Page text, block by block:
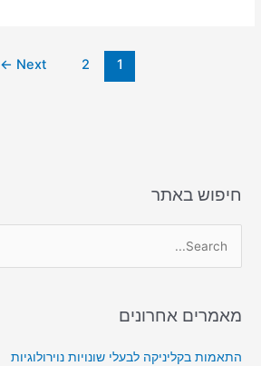
1
2
Next
←
חיפוש באתר
rמאמרים אחרונים
התאמות בקליניקה לבעלי שונויות נוירולוגיות